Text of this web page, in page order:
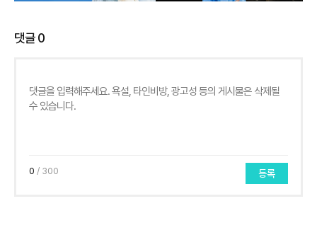
댓글0
0 / 300 등록